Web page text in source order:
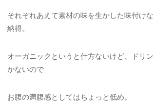
それぞれあえて素材の味を生かした味付け
納得。
オーガニックというと仕方ないけど、ドリ
かないので
お腹の満腹感としてはちょっと低め。